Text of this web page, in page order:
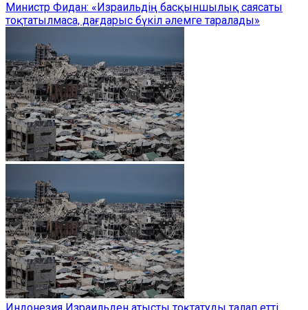
Министр Фидан: «Израильдің басқыншылық саясаты
тоқтатылмаса, дағдарыс бүкіл әлемге таралады»